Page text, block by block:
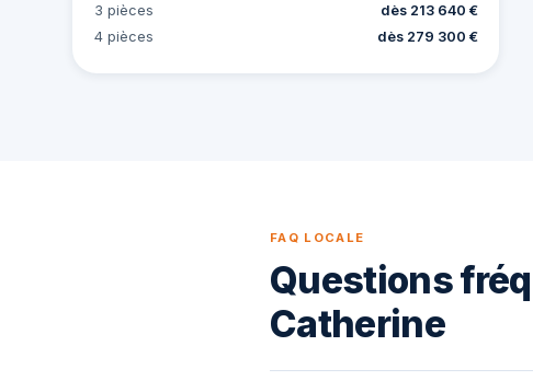
3 pièces
dès 213 640 €
4 pièces
dès 279 300 €
FAQ LOCALE
Questions
Catherine